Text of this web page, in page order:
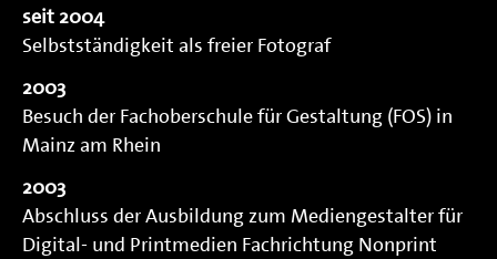
seit 2004
Selbstständigkeit als freier Fotograf
2003
Besuch der Fachoberschule für Gestaltung (FOS) in
Mainz am Rhein
2003
Abschluss der Ausbildung zum Mediengestalter für
Digital- und Printmedien Fachrichtung Nonprint